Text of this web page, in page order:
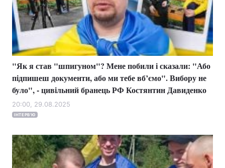
"Як я став "шпигуном"? Мене побили і сказали: "Або
підпишеш документи, або ми тебе вб’ємо". Вибору не
було", - цивільний бранець РФ Костянтин Давиденко
20:00, 29.08.2025
ІНТЕРВ'Ю